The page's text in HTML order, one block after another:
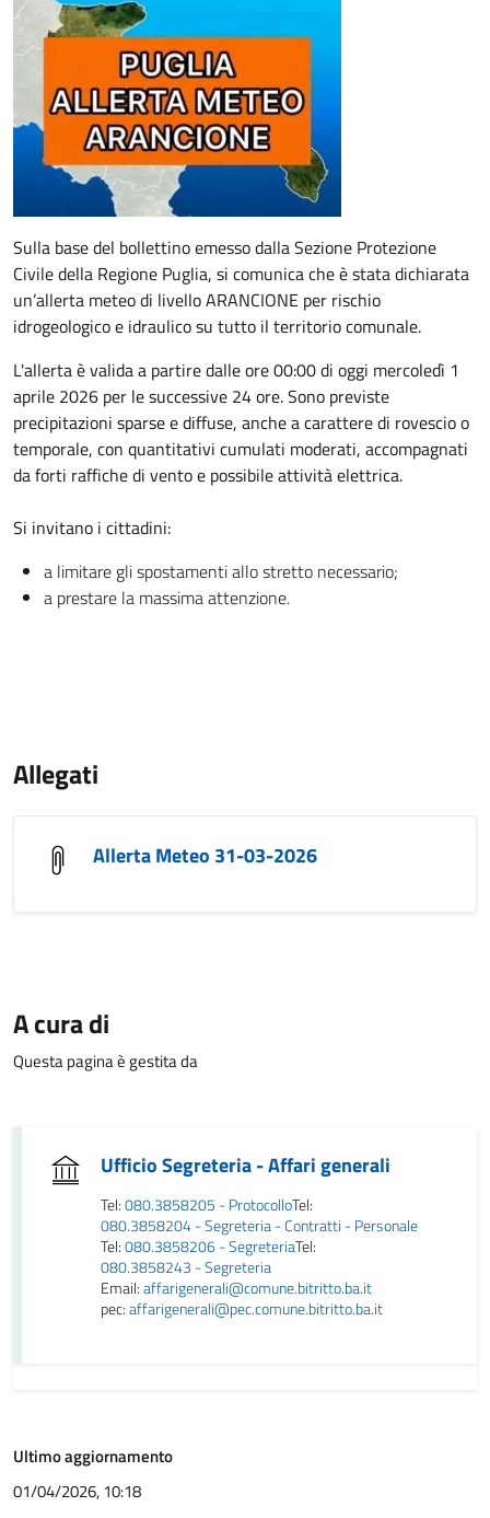
Sulla base del bollettino emesso dalla Sezione Protezione
Civile della Regione Puglia, si comunica che è stata dichiarata
un’allerta meteo di livello ARANCIONE per rischio
idrogeologico e idraulico su tutto il territorio comunale.
​L'allerta è valida a partire dalle ore 00:00 di oggi mercoledì 1
aprile 2026 per le successive 24 ore. Sono previste
precipitazioni sparse e diffuse, anche a carattere di rovescio o
temporale, con quantitativi cumulati moderati, accompagnati
da forti raffiche di vento e possibile attività elettrica.
​Si invitano i cittadini:
a limitare gli spostamenti allo stretto necessario;
a prestare la massima attenzione.
Allegati
Allerta Meteo 31-03-2026
A cura di
Questa pagina è gestita da
Ufficio Segreteria - Affari generali
Tel:080.3858205 - ProtocolloTel:
080.3858204 - Segreteria - Contratti - Personale
Tel:080.3858206 - SegreteriaTel:
080.3858243 - Segreteria
Email:affarigenerali@comune.bitritto.ba.it
pec:affarigenerali@pec.comune.bitritto.ba.it
Ultimo aggiornamento
01/04/2026, 10:18